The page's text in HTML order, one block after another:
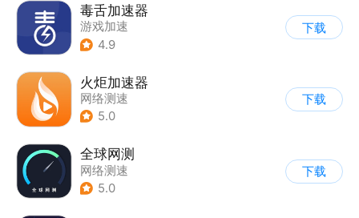
毒舌加速器
游戏加速
4.9
下载
火炬加速器
网络测速
5.0
下载
全球网测
网络测速
5.0
下载